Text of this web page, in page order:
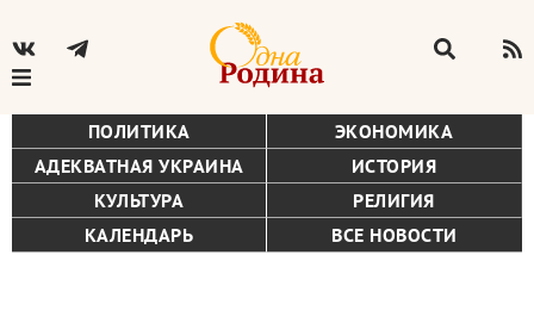
ПОЛИТИКА
ЭКОНОМИКА
АДЕКВАТНАЯ УКРАИНА
ИСТОРИЯ
КУЛЬТУРА
РЕЛИГИЯ
КАЛЕНДАРЬ
ВСЕ НОВОСТИ